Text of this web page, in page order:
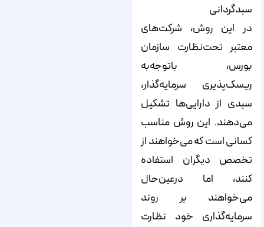
سبدگردانی
در این روش، شرکت‌های
معتبر تحت‌نظارت سازمان
بورس، با‌توجه‌به
ریسک‌پذیری سرمایه‌گذار،
سبدی از دارایی‌ها تشکیل
می‌دهند. این روش مناسب
کسانی است که می‌خواهند از
تخصص دیگران استفاده
کنند، اما درعین‌حال
می‌خواهند بر روند
سرمایه‌گذاری خود نظارت